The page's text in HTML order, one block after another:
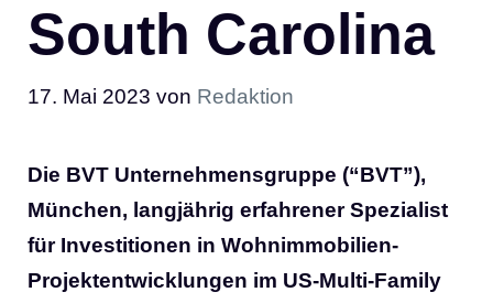
South Carolina
17. Mai 2023 von Redaktion
Die BVT Unternehmensgruppe (“BVT”),
München, langjährig erfahrener Spezialist
für Investitionen in Wohnimmobilien-
Projektentwicklungen im US-Multi-Family